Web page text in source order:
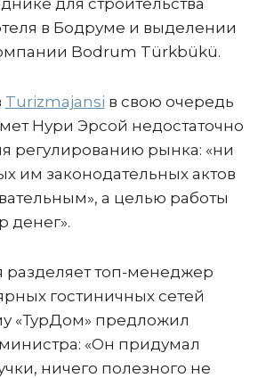
в Бодруме и выделении
Bodrum Türkbükü.
Turizmajansi в свою очередь
Нури Эрсой недостаточно
регулированию рынка: «ни
им законодательных актов
а целью работы
денег».
разделяет топ-менеджер
гостиничных сетей
«ТурДом» предложил
«Он придумал
ничего полезного не